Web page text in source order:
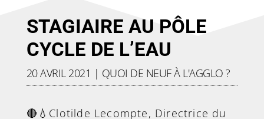
STAGIAIRE AU PÔLE
CYCLE DE L’EAU
20 AVRIL 2021 | QUOI DE NEUF À L'AGGLO ?
🔴💧Clotilde Lecompte, Directrice du